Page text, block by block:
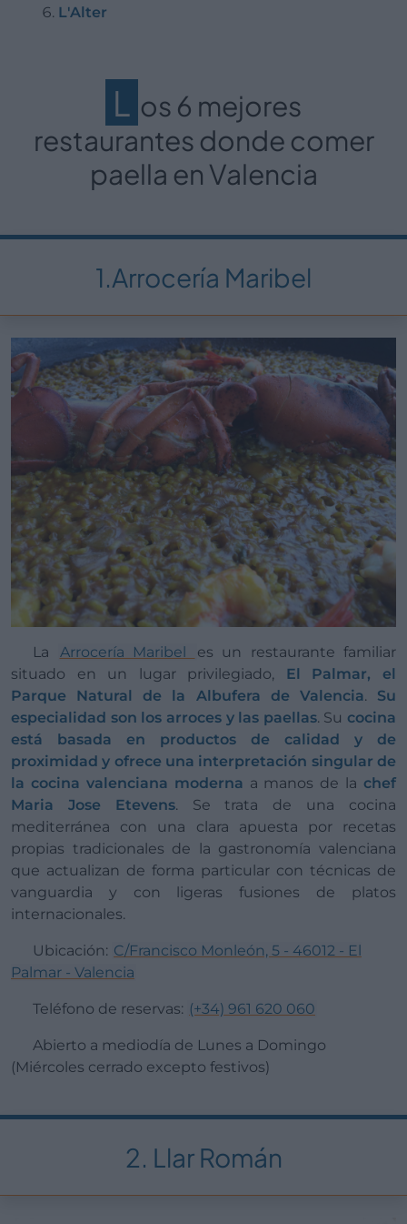
L'Alter
L os 6 mejores
restaurantes donde comer
paella en Valencia
1.Arrocería Maribel
La Arrocería Maribel
es un restaurante familiar
situado en un lugar privilegiado, El Palmar, el
Parque Natural de la Albufera de Valencia. Su
especialidad son los arroces y las paellas. Su cocina
está basada en productos de calidad y de
proximidad y ofrece una interpretación singular de
la cocina valenciana moderna a manos de la chef
Maria Jose Etevens. Se trata de una cocina
mediterránea con una clara apuesta por recetas
propias tradicionales de la gastronomía valenciana
que actualizan de forma particular con técnicas de
vanguardia y con ligeras fusiones de platos
internacionales.
Ubicación: C/Francisco Monleón, 5 - 46012 - El
Palmar - Valencia
Teléfono de reservas: (+34) 961 620 060
Abierto a mediodía de Lunes a Domingo
(Miércoles cerrado excepto festivos)
2. Llar Román